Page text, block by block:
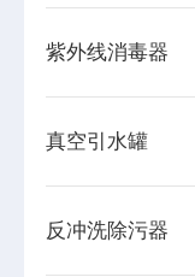
紫外线消毒器
真空引水罐
反冲洗除污器